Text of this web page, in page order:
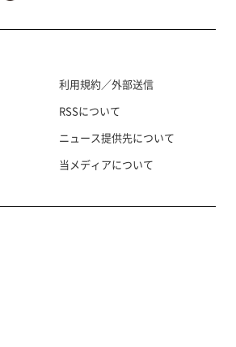
利用規約／外部送信
RSSについて
ニュース提供先について
当メディアについて